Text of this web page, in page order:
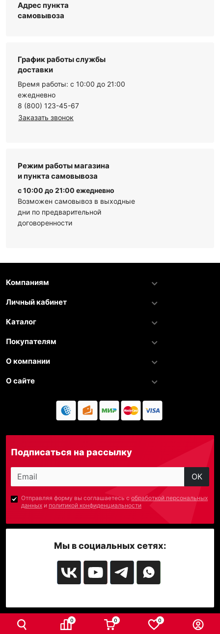
Адрес пункта
самовывоза
График работы службы
доставки
Время работы: с 10:00 до 21:00
ежедневно
8 (800) 123-45-67
Заказать звонок
Режим работы магазина
и пункта самовывоза
с 10:00 до 21:00 ежедневно
Возможен самовывоз в выходные
дни по предварительной
договоренности
Компаниям
Личный кабинет
Каталог
Покупателям
О компании
О сайте
Подписаться на рассылку
ОК
Отправляя форму вы соглашаетесь с обработкой персональных
данных и политикой конфиденциальности
Мы в социальных сетях:
0 0 0